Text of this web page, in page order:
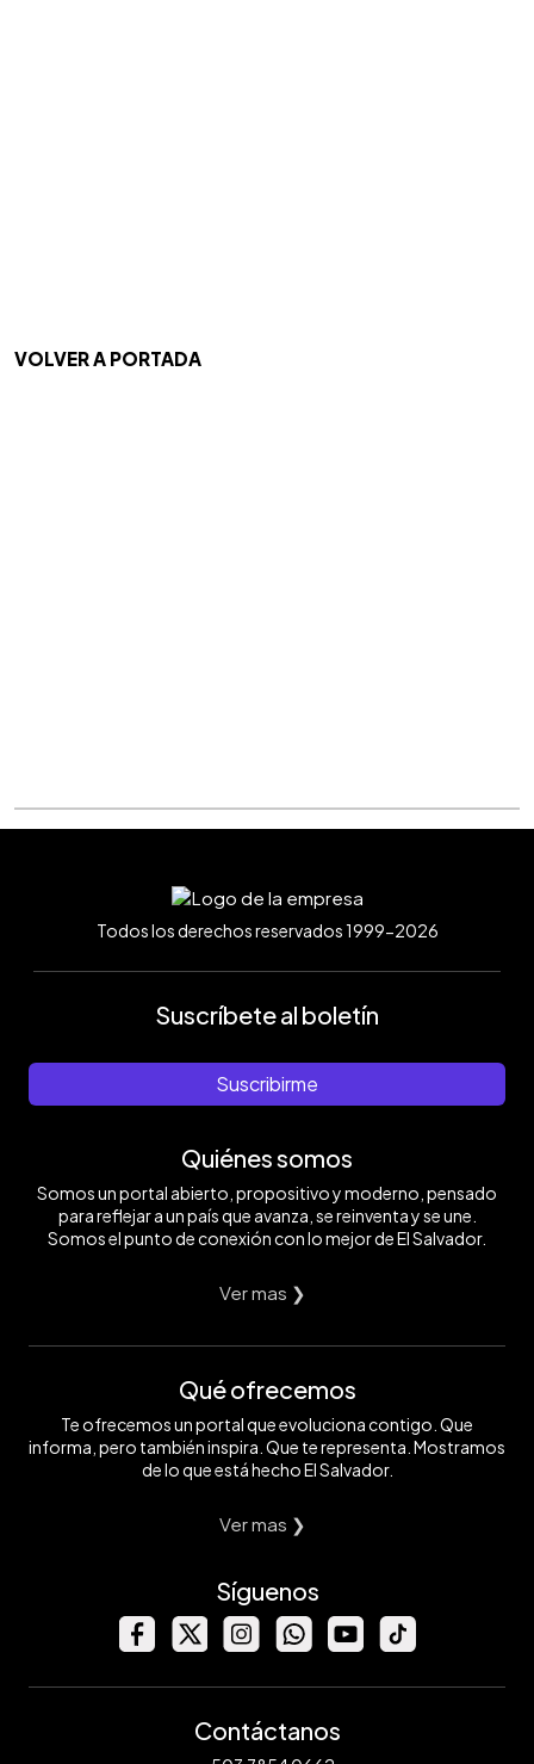
VOLVER A PORTADA
Todos los derechos reservados 1999-2026
Suscríbete al boletín
Suscribirme
Quiénes somos
Somos un portal abierto, propositivo y moderno, pensado
para reflejar a un país que avanza, se reinventa y se une.
Somos el punto de conexión con lo mejor de El Salvador.
Ver mas ❯
Qué ofrecemos
Te ofrecemos un portal que evoluciona contigo. Que
informa, pero también inspira. Que te representa. Mostramos
de lo que está hecho El Salvador.
Ver mas ❯
Síguenos
Contáctanos